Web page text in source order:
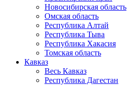
Новосибирская область
Омская область
Республика Алтай
Республика Тыва
Республика Хакасия
Томская область
Кавказ
Весь Кавказ
Республика Дагестан